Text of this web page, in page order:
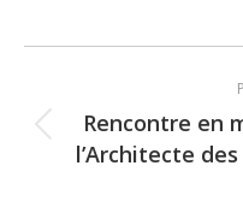
Rencontre en
l’Architecte